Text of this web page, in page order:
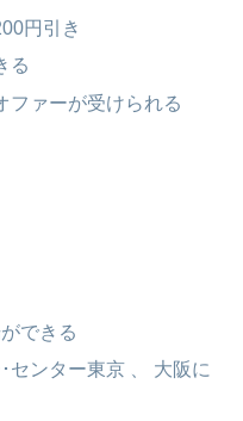
円引き
る
ファーが受けられる
できる
センター東京 、 大阪に